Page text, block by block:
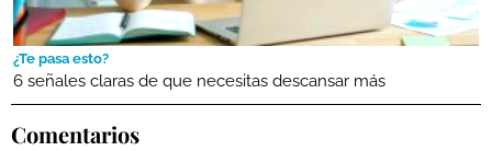
¿Te pasa esto?
6 señales claras de que necesitas descansar más
Comentarios